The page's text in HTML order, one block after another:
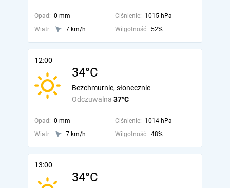
Opad: 0 mm Ciśnienie: 1015 hPa
Wiatr:
7 km/h Wilgotność: 52%
12:00
34°C
Odczuwalna 37°C
Bezchmurnie, słonecznie
Opad: 0 mm Ciśnienie: 1014 hPa
Wiatr:
7 km/h Wilgotność: 48%
13:00
34°C